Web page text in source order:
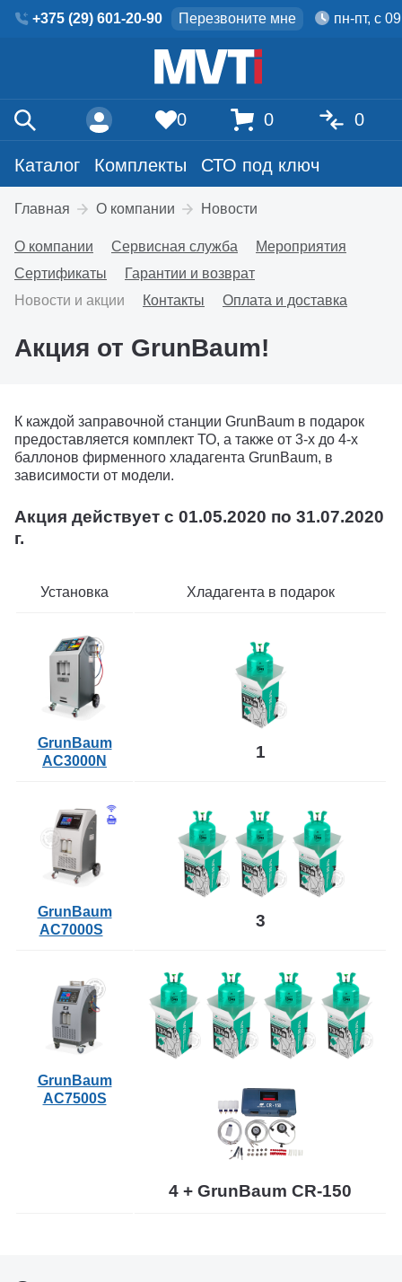
+375 (29) 601-20-90 Перезвоните мне пн-пт, с
Каталог Комплекты СТО под ключ
0 0 0
Главная О компании Новости
О компании Сервисная служба
Мероприятия
Сертификаты
Гарантии и возврат
Новости и акции
Контакты Оплата и доставка
Акция от GrunBaum!
К каждой заправочной станции GrunBaum в подарок
предоставляется комплект ТО, а также от 3-х до 4-х
баллонов фирменного хладагента GrunBaum, в
зависимости от модели.
Акция действует с 01.05.2020 по 31.07.2020
г.
Установка Хладагента в подарок
GrunBaum
AC3000N
1
GrunBaum
AC7000S
3
GrunBaum
AC7500S
4 + GrunBaum CR-150